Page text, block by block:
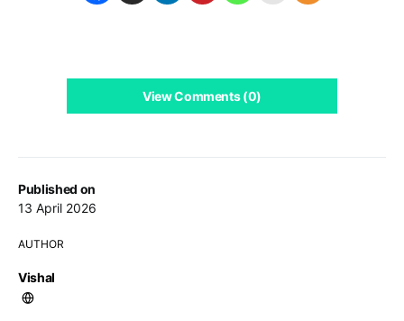
Published on
13 April 2026
AUTHOR
Vishal
View Comments (0)